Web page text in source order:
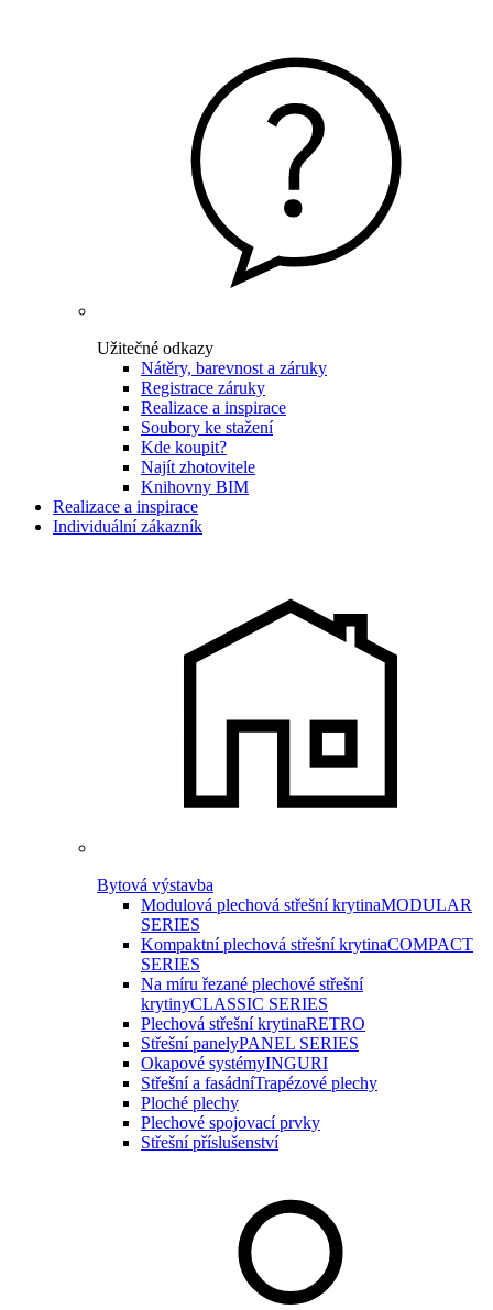
Užitečné odkazy
Nátěry, barevnost a záruky
Registrace záruky
Realizace a inspirace
Soubory ke stažení
Kde koupit?
Najít zhotovitele
Knihovny BIM
Realizace a inspirace
Individuální zákazník
Bytová výstavba
Modulová plechová střešní krytinaMODULAR
SERIES
Kompaktní plechová střešní krytinaCOMPACT
SERIES
Na míru řezané plechové střešní
krytinyCLASSIC SERIES
Plechová střešní krytinaRETRO
Střešní panelyPANEL SERIES
Okapové systémyINGURI
Střešní a fasádníTrapézové plechy
Ploché plechy
Plechové spojovací prvky
Střešní příslušenství